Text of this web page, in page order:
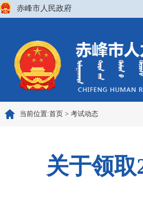
赤峰市人民政府
当前位置:首页 > 考试动态
关于领